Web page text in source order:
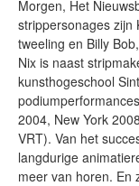
Morgen, Het
strippersonages zijn
tweeling en Billy
Nix is naast
kunsthogeschool
2004, New York
VRT). Van het
langdurige
meer van horen. En